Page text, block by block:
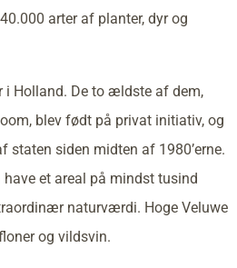
arter af planter, dyr og
i Holland. De to ældste af dem,
blev født på privat initiativ, og
staten siden midten af 1980’erne.
et areal på mindst tusind
naturværdi. Hoge Veluwe
og vildsvin.